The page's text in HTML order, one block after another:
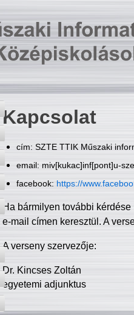
Kapcsolat
cím: SZTE TTIK Műszaki
email: miv[kukac]inf[pont]u-
facebook: https://
Ha bármilyen további
e-mail címen keresztül. A
A verseny szervezője:
Dr. Kincses Zoltán
egyetemi adjunktus